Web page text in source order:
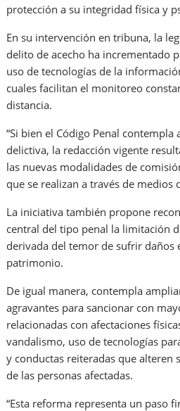
protección a su integridad física y
En su intervención en tribuna, la
delito de acecho ha incrementado
uso de tecnologías de la
cuales facilitan el monitoreo
distancia.
“Si bien el Código Penal
delictiva, la redacción vigente
las nuevas modalidades de
que se realizan a través de medios
La iniciativa también propone
central del tipo penal la limitación
derivada del temor de sufrir daños
patrimonio.
De igual manera, contempla
agravantes para sancionar con
relacionadas con afectaciones
vandalismo, uso de tecnologías
y conductas reiteradas que alteren
de las personas afectadas.
“Esta reforma representa un paso